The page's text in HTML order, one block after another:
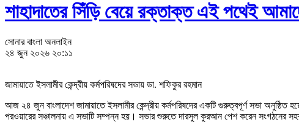
শাহাদাতের সিঁড়ি বেয়ে রক্তাক্ত এই পথেই
সোনার বাংলা অনলাইন
২৪ জুন ২০২৬ ২০:১১
জামায়াতে ইসলামীর কেন্দ্রীয় কর্মপরিষদের সভায় ডা. শফিকুর রহমান
আজ ২৪ জুন বাংলাদেশ জামায়াতে ইসলামীর কেন্দ্রীয় কর্মপরিষদের একটি গুরুত্বপূর্ণ সভা অনুষ্ঠিত
পরওয়ারের সঞ্চালনায় এ সভাটি সম্পন্ন হয়। সভার শুরুতে দারসুল কুরআন পেশ করেন সংগঠনের